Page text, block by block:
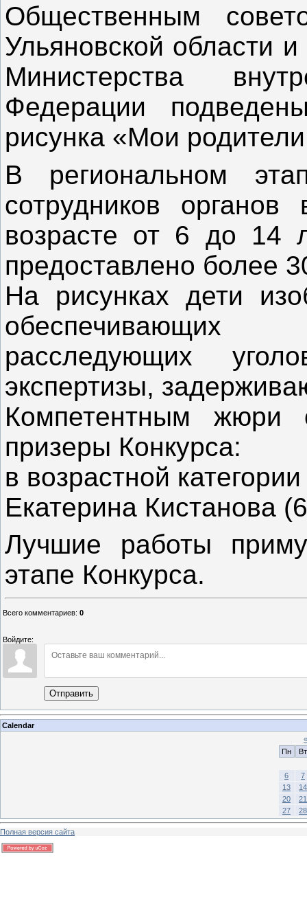
Общественным
Ульяновской области
Министерства
Федерации
рисунка «Мои
В региональном
сотрудников
возрасте от 6 до 14
предоставлено более
На рисунках дети
обеспечивающих
расследующих
экспертизы,
Компетентным жюри
призеры Конкурса:
в возрастной
Екатерина Кистанова
Лучшие работы
этапе Конкурса.
Всего комментариев: 0
Войдите:
Отправить
Calendar
«
Пн
Вт
6
7
13
14
20
21
27
28
Полная версия сайта